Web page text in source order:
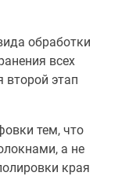
обработки
всех
второй этап
тем, что
а не
края